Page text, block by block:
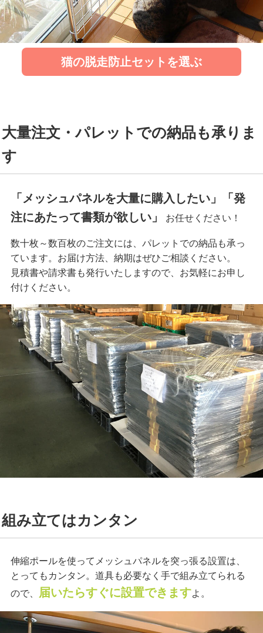
猫の脱走防止セットを選ぶ
大量注文・パレットでの納品も承りま
す
「メッシュパネルを大量に購入したい」「発
注にあたって書類が欲しい」
お任せください！
数十枚～数百枚のご注文には、パレットでの納品も承っ
ています。お届け方法、納期はぜひご相談ください。
見積書や請求書も発行いたしますので、お気軽にお申し
付けください。
組み立てはカンタン
伸縮ポールを使ってメッシュパネルを突っ張る設置は、
とってもカンタン。道具も必要なく手で組み立てられる
ので、
届いたらすぐに設置できますよ。